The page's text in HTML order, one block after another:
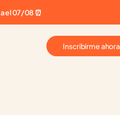
el 07/08 ⏰
Inscribirme ahora